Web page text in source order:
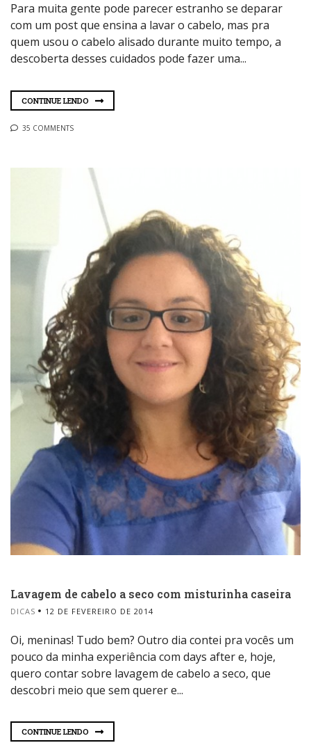
Para muita gente pode parecer estranho se deparar
com um post que ensina a lavar o cabelo, mas pra
quem usou o cabelo alisado durante muito tempo, a
descoberta desses cuidados pode fazer uma...
CONTINUE LENDO
35 COMMENTS
Lavagem de cabelo a seco com misturinha caseira
DICAS 12 DE FEVEREIRO DE 2014
Oi, meninas! Tudo bem? Outro dia contei pra vocês um
pouco da minha experiência com days after e, hoje,
quero contar sobre lavagem de cabelo a seco, que
descobri meio que sem querer e...
CONTINUE LENDO